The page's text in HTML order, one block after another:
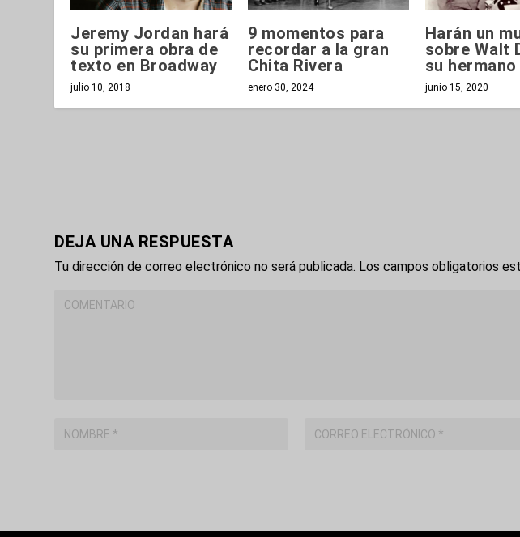
Jeremy Jordan hará
su primera obra de
texto en Broadway
julio 10, 2018
9 momentos para
recordar a la gran
Chita Rivera
enero 30, 2024
Harán un
sobre Walt
su hermano
junio 15, 2020
DEJA UNA RESPUESTA
Tu dirección de correo electrónico no será publicada. Los campos obligatorios